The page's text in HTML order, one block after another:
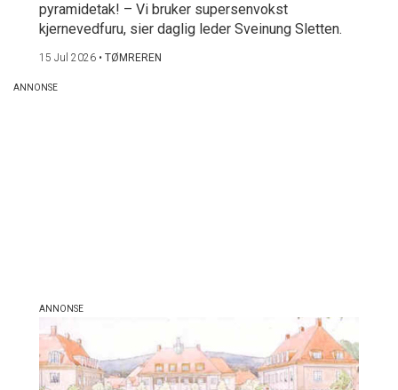
pyramidetak! – Vi bruker supersenvokst
kjernevedfuru, sier daglig leder Sveinung Sletten.
15 Jul 2026 • TØMREREN